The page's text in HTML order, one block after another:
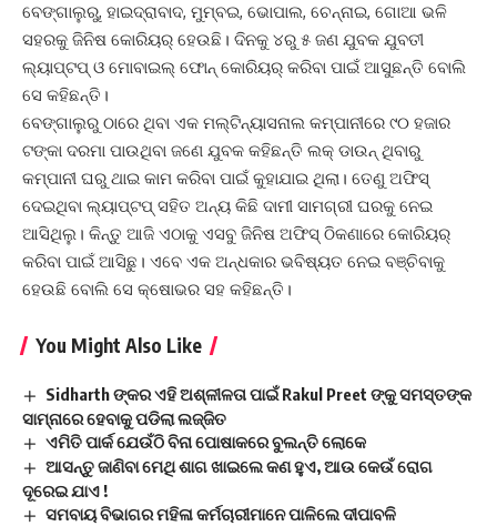
ବେଙ୍ଗାଲୁରୁ, ହାଇଦ୍ରାବାଦ, ମୁମ୍ବଇ, ଭୋପାଲ, ଚେନ୍ନାଇ, ଗୋଆ ଭଳି
ସହରକୁ ଜିନିଷ କୋରିୟର୍ ହେଉଛି। ଦିନକୁ ୪ରୁ ୫ ଜଣ ଯୁବକ ଯୁବତୀ
ଲ୍ୟାପ୍‌ଟପ୍ ଓ ମୋବାଇଲ୍‌ ଫୋନ୍ କୋରିୟର୍ କରିବା ପାଇଁ ଆସୁଛନ୍ତି ବୋଲି
ସେ କହିଛନ୍ତି।
ବେଙ୍ଗାଲୁରୁ ଠାରେ ଥିବା ଏକ ମଲ୍ଟିନ୍ୟାସନାଲ କମ୍ପାନୀରେ ୯୦ ହଜାର
ଟଙ୍କା ଦରମା ପାଉଥିବା ଜଣେ ଯୁବକ କହିଛନ୍ତି ଲକ୍ ଡାଉନ୍ ଥିବାରୁ
କମ୍ପାନୀ ଘରୁ ଥାଇ କାମ କରିବା ପାଇଁ କୁହାଯାଇ ଥିଲା। ତେଣୁ ଅଫିସ୍
ଦେଇଥିବା ଲ୍ୟାପ୍‌ଟପ୍‌ ସହିତ ଅନ୍ୟ କିଛି ଦାମୀ ସାମଗ୍ରୀ ଘରକୁ ନେଇ
ଆସିଥିଲୁ। କିନ୍ତୁ ଆଜି ଏଠାକୁ ଏସବୁ ଜିନିଷ ଅଫିସ୍‌ ଠିକଣାରେ କୋରିୟର୍
କରିବା ପାଇଁ ଆସିଛୁ। ଏବେ ଏକ ଅନ୍ଧକାର ଭବିଷ୍ୟତ ନେଇ ବଞ୍ଚିବାକୁ
ହେଉଛି ବୋଲି ସେ କ୍ଷୋଭର ସହ କହିଛନ୍ତି।
You Might Also Like
Sidharth ଙ୍କର ଏହି ଅଶ୍ଳୀଳତା ପାଇଁ Rakul Preet ଙ୍କୁ ସମସ୍ତଙ୍କ
ସାମ୍ନାରେ ହେବାକୁ ପଡିଲା ଲଜ୍ଜିତ
ଏମିତି ପାର୍କ ଯେଉଁଠି ବିନା ପୋଷାକରେ ବୁଲନ୍ତି ଲୋକେ
ଆସନ୍ତୁ ଜାଣିବା ମେଥି ଶାଗ ଖାଇଲେ କଣ ହୁଏ, ଆଉ କେଉଁ ରୋଗ
ଦୂରେଇ ଯାଏ !
ସମବାୟ ବିଭାଗର ମହିଳା କର୍ମଚାରୀମାନେ ପାଳିଲେ ଦୀପାବଳି